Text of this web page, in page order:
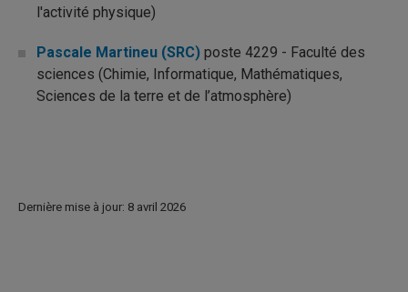
l'activité physique)
Pascale Martineu (SRC) poste 4229 - Faculté des
sciences (Chimie, Informatique, Mathématiques,
Sciences de la terre et de l’atmosphère)
Dernière mise à jour: 8 avril 2026